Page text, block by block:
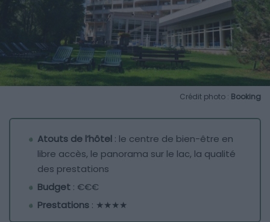
Crédit photo : Booking
Atouts de l’hôtel : le centre de bien-être en
libre accès, le panorama sur le lac, la qualité
des prestations
Budget : €€€
Prestations : ★★★★